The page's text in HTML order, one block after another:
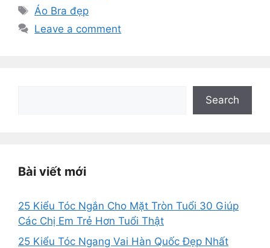
Tags
Áo Bra đẹp
Leave a comment
Search
Bài viết mới
25 Kiểu Tóc Ngắn Cho Mặt Tròn Tuổi 30 Giúp
Các Chị Em Trẻ Hơn Tuổi Thật
25 Kiểu Tóc Ngang Vai Hàn Quốc Đẹp Nhất